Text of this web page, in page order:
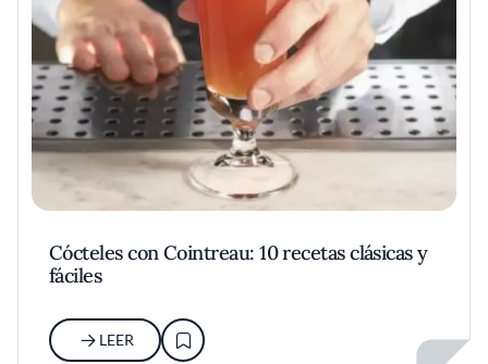
Cócteles con Cointreau: 10 recetas clásicas y
fáciles
LEER